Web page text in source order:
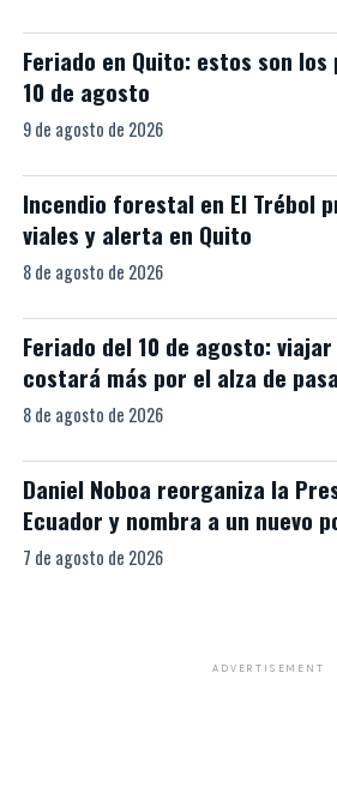
Feriado en Quito: estos son
10 de agosto
9 de agosto de 2026
Incendio forestal en El Trébol
viales y alerta en Quito
8 de agosto de 2026
Feriado del 10 de agosto:
costará más por el alza de
8 de agosto de 2026
Daniel Noboa reorganiza la
Ecuador y nombra a un nuevo
7 de agosto de 2026
ADVERTISEMENT